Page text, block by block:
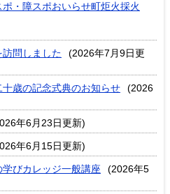
・障スポおいらせ町炬火採火
問しました
(2026年7月9日更
歳の記念式典のお知らせ
(2026
年6月23日更新)
年6月15日更新)
びカレッジ一般講座
(2026年5